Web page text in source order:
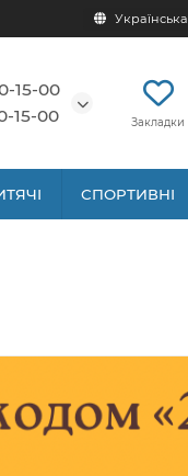
Українська
15-00
15-00
Закладки
СПОРТИВНІ